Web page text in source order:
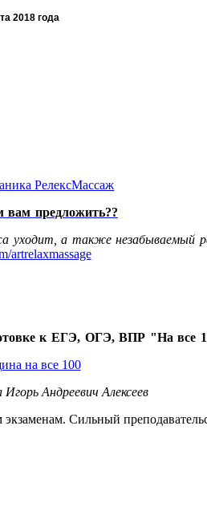
2018 года
предложить??
уходит, а также незабываемый
artrelaxmassage
к ЕГЭ, ОГЭ, ВПР "На все
Андреевич Алексеев
Сильный